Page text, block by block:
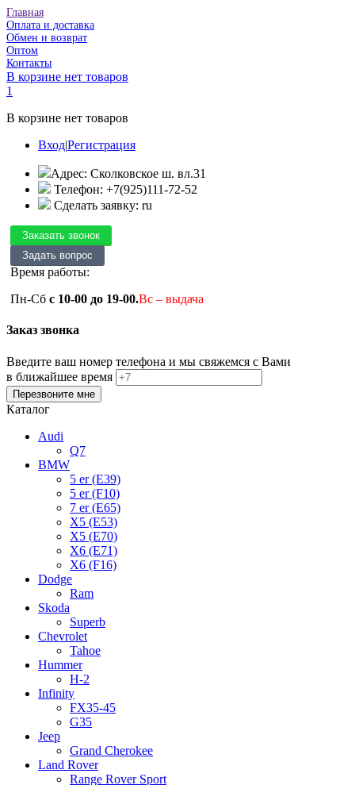
Главная
Оплата и доставка
Обмен и возврат
Оптом
Контакты
В корзине нет товаров
1
В корзине нет товаров
Вход|Регистрация
Адрес: Сколковское ш. вл.31
Телефон: +7(925)111-72-52
Сделать заявку: ru
Время работы:
Пн-Сб с 10-00 до 19-00.Вс – выдача
Заказ звонка
Введите ваш номер телефона и мы свяжемся с Вами
в ближайшее время
Каталог
Audi
Q7
BMW
5 er (E39)
5 er (F10)
7 er (E65)
X5 (E53)
X5 (E70)
X6 (E71)
X6 (F16)
Dodge
Ram
Skoda
Superb
Chevrolet
Tahoe
Hummer
H-2
Infinity
FX35-45
G35
Jeep
Grand Cherokee
Land Rover
Range Rover Sport